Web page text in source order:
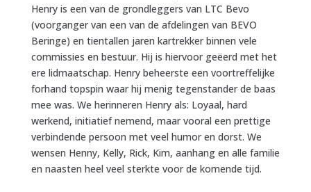
Henry is een van de grondleggers van LTC Bevo
(voorganger van een van de afdelingen van BEVO
Beringe) en tientallen jaren kartrekker binnen vele
commissies en bestuur. Hij is hiervoor geëerd met het
ere lidmaatschap. Henry beheerste een voortreffelijke
forhand topspin waar hij menig tegenstander de baas
mee was. We herinneren Henry als: Loyaal, hard
werkend, initiatief nemend, maar vooral een prettige
verbindende persoon met veel humor en dorst. We
wensen Henny, Kelly, Rick, Kim, aanhang en alle familie
en naasten heel veel sterkte voor de komende tijd.